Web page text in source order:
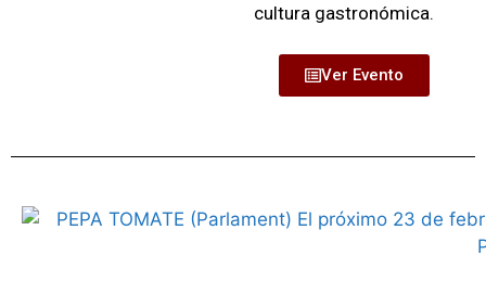
cultura gastronómica.
Ver Evento